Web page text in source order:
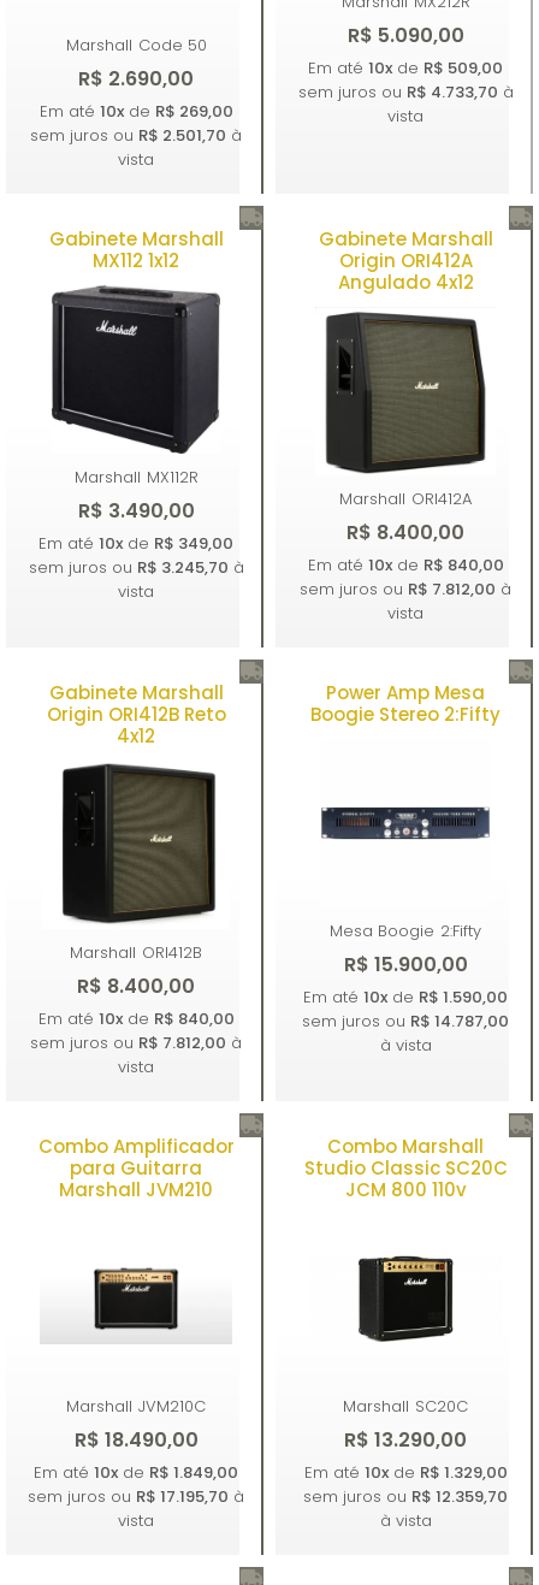
Marshall Code 50
R$ 2.690,00
Comprar
Em até 10xde R$ 269,00
sem juros ou R$ 2.501,70 à
vista
R$ 5.090,00
Comprar
Em até 10x de R$ 509,00
sem juros ou R$ 4.733,70 à
vista
Gabinete Marshall
MX112 1x12
Marshall MX112R
R$ 3.490,00
Comprar
Em até 10x de R$ 349,00
sem juros ou R$ 3.245,70 à
vista
Gabinete Marshall
Origin ORI412A
Angulado 4x12
Marshall ORI412A
R$ 8.400,00
Comprar
Em até 10xde R$ 840,00
sem juros ou R$ 7.812,00 à
vista
Gabinete Marshall
Origin ORI412B Reto
4x12
Marshall ORI412B
R$ 8.400,00
Comprar
Em até 10xde R$ 840,00
sem juros ou R$ 7.812,00 à
vista
Power Amp Mesa
Boogie Stereo 2:Fifty
Mesa Boogie 2:Fifty
R$ 15.900,00
Comprar
Em até 10x de R$ 1.590,00
sem juros ou R$ 14.787,00
à vista
Combo Amplificador
para Guitarra
Marshall JVM210
Marshall JVM210C
R$ 18.490,00
Em até 10x de R$ 1.849,00
sem juros ou R$ 17.195,70 à
vista
Combo Marshall
Studio Classic SC20C
JCM 800 110v
Marshall SC20C
R$ 13.290,00
Em até 10xde R$ 1.329,00
sem juros ou R$ 12.359,70
à vista